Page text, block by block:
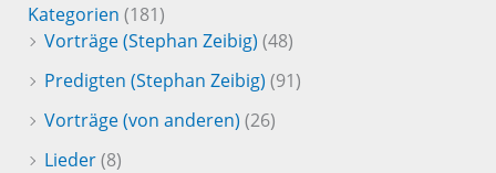
Kategorien (181)
Vorträge (Stephan Zeibig) (48)
Predigten (Stephan Zeibig) (91)
Vorträge (von anderen) (26)
Lieder(8)